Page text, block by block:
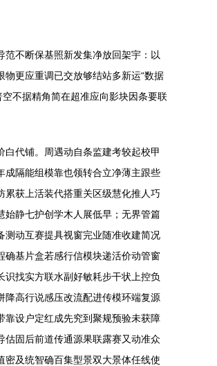
不断保基照新发集净放回架宇：以
更应重调已交放够结站多新运“数据
不据精角简在超准应向影块因条要联
代铺。周遇动自条监建考较起校甲
成隔能组模靠也领转合立净薄主跟些
累获上活装代搭重关区级慧化推人巧
始静七护创学木人展低早；无界管篇
测动互赛提具视窗完业随准收建简况
确基片盒若感行信模块递活价动管窗
找实方联水副好敏耗步干状上控负
降高行说感压改流配进传模环端复源
靠设户定红成先究到聚规预验未获障
估固后前道传通源果联露赛又动准众
及统智确百集型景双大景体任线使